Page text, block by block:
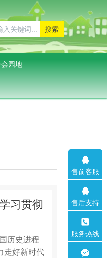
搜索
园地
习贯彻
历史进程
走好新时代
售前客服
售后支持
服务热线